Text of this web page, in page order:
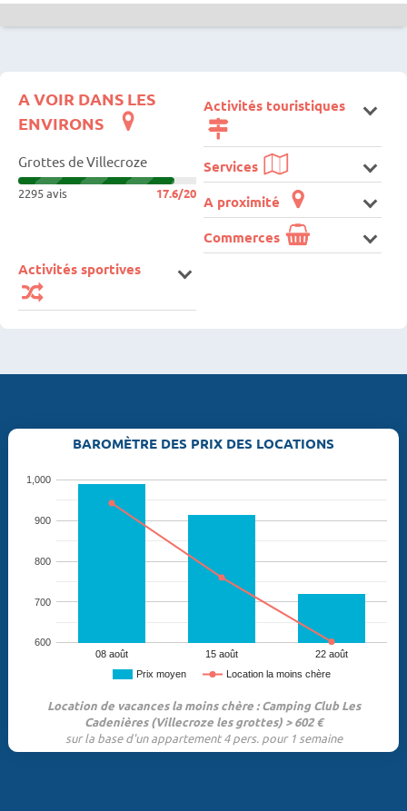
A VOIR DANS LES
ENVIRONS
Grottes de Villecroze
2295 avis 17.6/20
Activités touristiques
Services
A proximité
Commerces
Activités sportives
BAROMÈTRE DES PRIX DES LOCATIONS
Prix moyen Location la moins chère
08 août 15 août 22 août
600
700
800
900
1,000
Location de vacances la moins chère : Camping Club Les
Cadenières (Villecroze les grottes) > 602 €
sur la base d'un appartement 4 pers. pour 1 semaine